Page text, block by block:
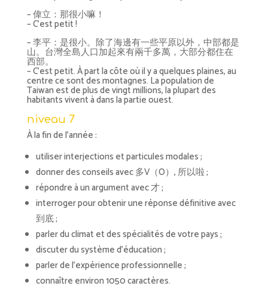
– 偉立：那很小嘛！
– C’est petit !
– 李平：是很小。除了海邊有一些平原以外，中部都是
山。台灣全島人口加起來有兩千多萬，大部分都住在
西部。
– C’est petit. À part la côte où il y a quelques plaines, au
centre ce sont des montagnes. La population de
Taiwan est de plus de vingt millions, la plupart des
habitants vivent à dans la partie ouest.
niveau 7
À la fin de l’année :
utiliser interjections et particules modales ;
donner des conseils avec 多V（O）, 所以啦 ;
répondre à un argument avec 才 ;
interroger pour obtenir une réponse définitive avec
到底 ;
parler du climat et des spécialités de votre pays ;
discuter du système d’éducation ;
parler de l’expérience professionnelle ;
connaître environ 1050 caractères.